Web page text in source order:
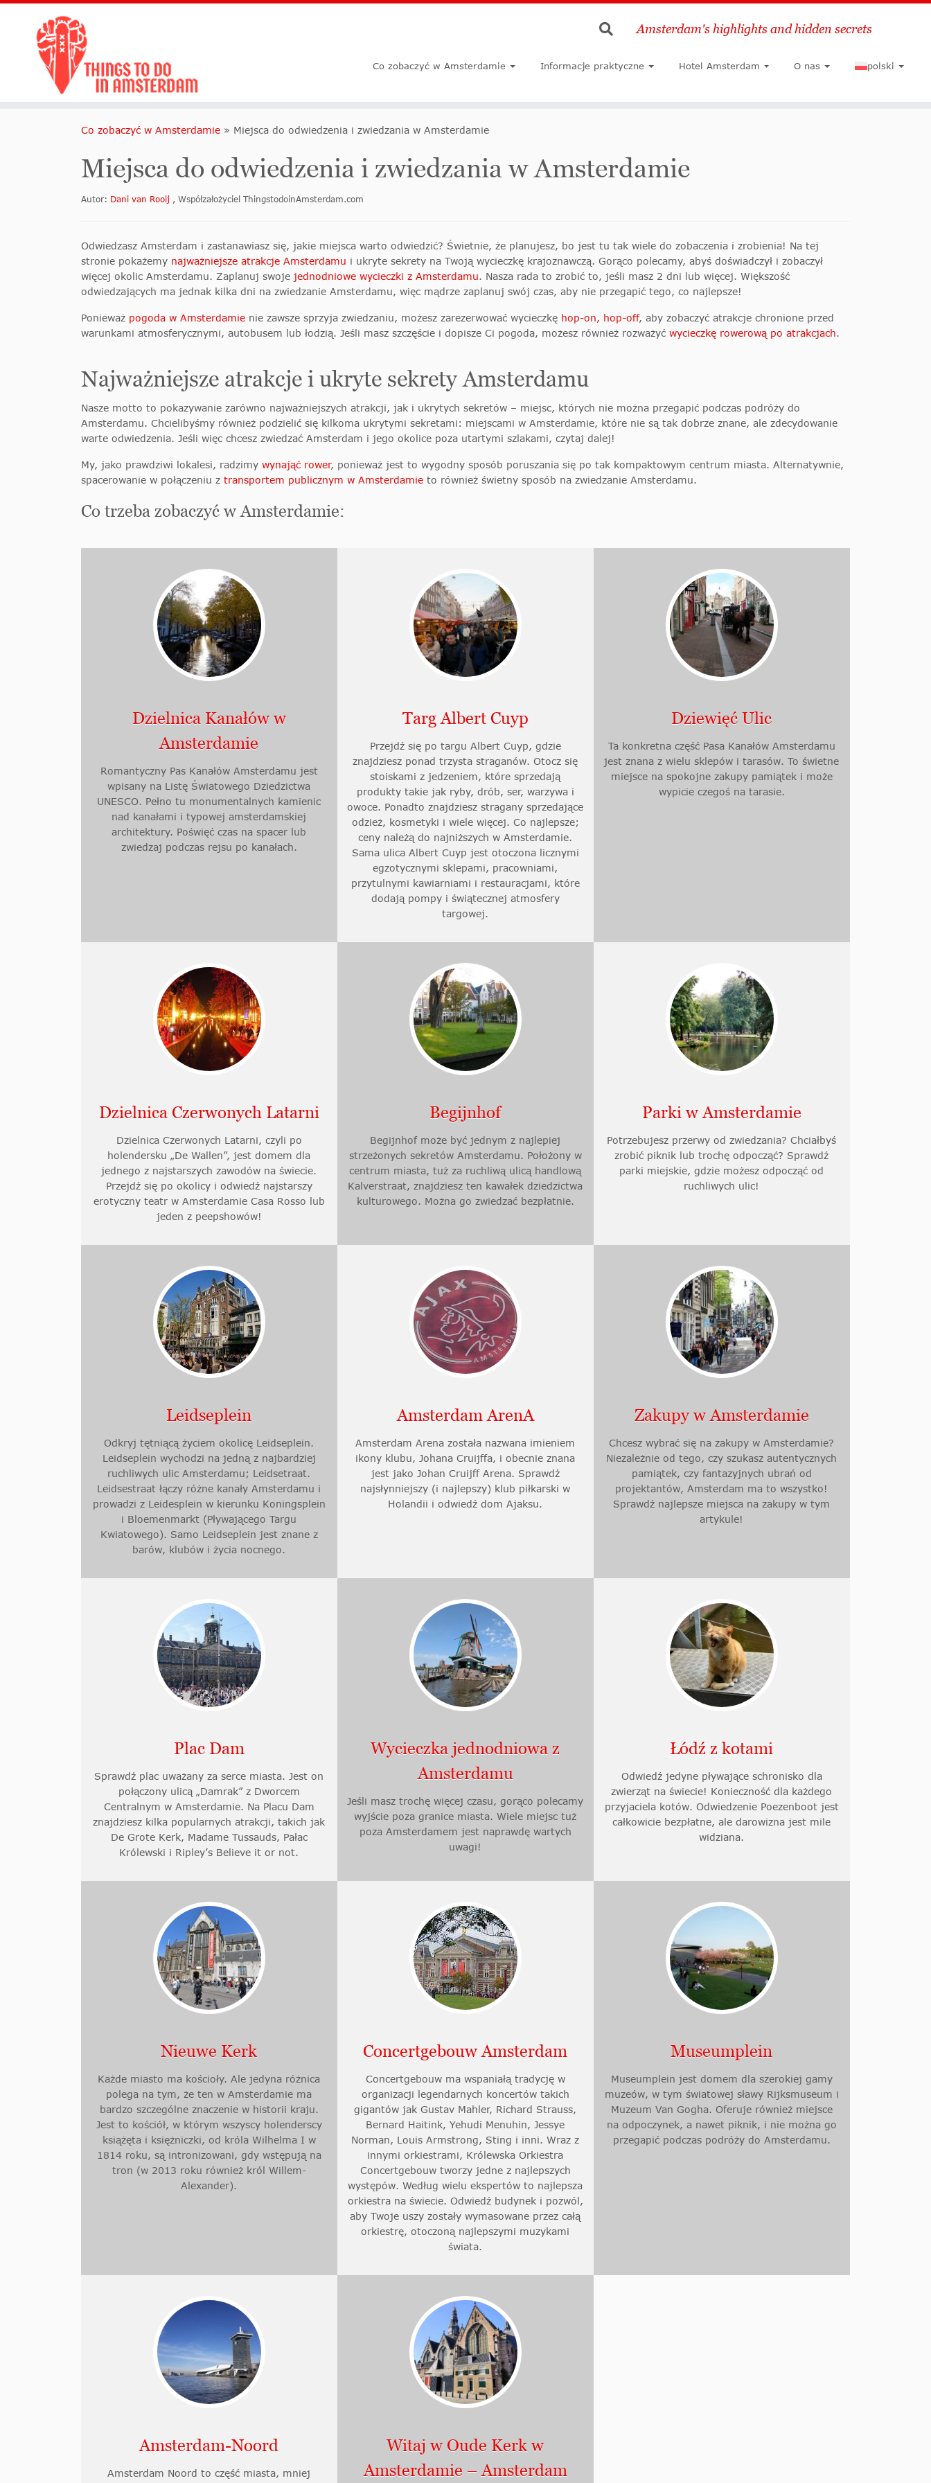
Szukaj
Amsterdam's highlights and hidden secrets
Co zobaczyć w Amsterdamie Informacje praktyczne Hotel Amsterdam O nas polski
Co zobaczyć w Amsterdamie » Miejsca do odwiedzenia i zwiedzania w Amsterdamie
Miejsca do odwiedzenia i zwiedzania w Amsterdamie
Autor: Dani van Rooij , Współzałożyciel ThingstodoinAmsterdam.com
Odwiedzasz Amsterdam i zastanawiasz się, jakie miejsca warto odwiedzić? Świetnie, że planujesz, bo jest tu tak wiele do zobaczenia i zrobienia! Na tej
stronie pokażemy najważniejsze atrakcje Amsterdamu i ukryte sekrety na Twoją wycieczkę krajoznawczą. Gorąco polecamy, abyś doświadczył i zobaczył
więcej okolic Amsterdamu. Zaplanuj swoje jednodniowe wycieczki z Amsterdamu. Nasza rada to zrobić to, jeśli masz 2 dni lub więcej. Większość
odwiedzających ma jednak kilka dni na zwiedzanie Amsterdamu, więc mądrze zaplanuj swój czas, aby nie przegapić tego, co najlepsze!
Ponieważ pogoda w Amsterdamie nie zawsze sprzyja zwiedzaniu, możesz zarezerwować wycieczkę hop-on, hop-off, aby zobaczyć atrakcje chronione przed
warunkami atmosferycznymi, autobusem lub łodzią. Jeśli masz szczęście i dopisze Ci pogoda, możesz również rozważyć wycieczkę rowerową po atrakcjach.
Najważniejsze atrakcje i ukryte sekrety Amsterdamu
Nasze motto to pokazywanie zarówno najważniejszych atrakcji, jak i ukrytych sekretów – miejsc, których nie można przegapić podczas podróży do
Amsterdamu. Chcielibyśmy również podzielić się kilkoma ukrytymi sekretami: miejscami w Amsterdamie, które nie są tak dobrze znane, ale zdecydowanie
warte odwiedzenia. Jeśli więc chcesz zwiedzać Amsterdam i jego okolice poza utartymi szlakami, czytaj dalej!
My, jako prawdziwi lokalesi, radzimy wynająć rower, ponieważ jest to wygodny sposób poruszania się po tak kompaktowym centrum miasta. Alternatywnie,
spacerowanie w połączeniu z transportem publicznym w Amsterdamie to również świetny sposób na zwiedzanie Amsterdamu.
Co trzeba zobaczyć w Amsterdamie:
Dzielnica Kanałów w
Amsterdamie
Romantyczny Pas Kanałów Amsterdamu jest
wpisany na Listę Światowego Dziedzictwa
UNESCO. Pełno tu monumentalnych kamienic
nad kanałami i typowej amsterdamskiej
architektury. Poświęć czas na spacer lub
zwiedzaj podczas rejsu po kanałach.
Targ Albert Cuyp
Przejdź się po targu Albert Cuyp, gdzie
znajdziesz ponad trzysta straganów. Otocz się
stoiskami z jedzeniem, które sprzedają
produkty takie jak ryby, drób, ser, warzywa i
owoce. Ponadto znajdziesz stragany sprzedające
odzież, kosmetyki i wiele więcej. Co najlepsze;
ceny należą do najniższych w Amsterdamie.
Sama ulica Albert Cuyp jest otoczona licznymi
egzotycznymi sklepami, pracowniami,
przytulnymi kawiarniami i restauracjami, które
dodają pompy i świątecznej atmosfery
targowej.
Dziewięć Ulic
Ta konkretna część Pasa Kanałów Amsterdamu
jest znana z wielu sklepów i tarasów. To świetne
miejsce na spokojne zakupy pamiątek i może
wypicie czegoś na tarasie.
Dzielnica Czerwonych Latarni
Dzielnica Czerwonych Latarni, czyli po
holendersku „De Wallen”, jest domem dla
jednego z najstarszych zawodów na świecie.
Przejdź się po okolicy i odwiedź najstarszy
erotyczny teatr w Amsterdamie Casa Rosso lub
jeden z peepshowów!
Begijnhof
Begijnhof może być jednym z najlepiej
strzeżonych sekretów Amsterdamu. Położony w
centrum miasta, tuż za ruchliwą ulicą handlową
Kalverstraat, znajdziesz ten kawałek dziedzictwa
kulturowego. Można go zwiedzać bezpłatnie.
Parki w Amsterdamie
Potrzebujesz przerwy od zwiedzania? Chciałbyś
zrobić piknik lub trochę odpocząć? Sprawdź
parki miejskie, gdzie możesz odpocząć od
ruchliwych ulic!
Leidseplein
Odkryj tętniącą życiem okolicę Leidseplein.
Leidseplein wychodzi na jedną z najbardziej
ruchliwych ulic Amsterdamu; Leidsetraat.
Leidsestraat łączy różne kanały Amsterdamu i
prowadzi z Leidesplein w kierunku Koningsplein
i Bloemenmarkt (Pływającego Targu
Kwiatowego). Samo Leidseplein jest znane z
barów, klubów i życia nocnego.
Amsterdam ArenA
Amsterdam Arena została nazwana imieniem
ikony klubu, Johana Cruijffa, i obecnie znana
jest jako Johan Cruijff Arena. Sprawdź
najsłynniejszy (i najlepszy) klub piłkarski w
Holandii i odwiedź dom Ajaksu.
Zakupy w Amsterdamie
Chcesz wybrać się na zakupy w Amsterdamie?
Niezależnie od tego, czy szukasz autentycznych
pamiątek, czy fantazyjnych ubrań od
projektantów, Amsterdam ma to wszystko!
Sprawdź najlepsze miejsca na zakupy w tym
artykule!
Plac Dam
Sprawdź plac uważany za serce miasta. Jest on
połączony ulicą „Damrak” z Dworcem
Centralnym w Amsterdamie. Na Placu Dam
znajdziesz kilka popularnych atrakcji, takich jak
De Grote Kerk, Madame Tussauds, Pałac
Królewski i Ripley’s Believe it or not.
Wycieczka jednodniowa z
Amsterdamu
Jeśli masz trochę więcej czasu, gorąco polecamy
wyjście poza granice miasta. Wiele miejsc tuż
poza Amsterdamem jest naprawdę wartych
uwagi!
Łódź z kotami
Odwiedź jedyne pływające schronisko dla
zwierząt na świecie! Konieczność dla każdego
przyjaciela kotów. Odwiedzenie Poezenboot jest
całkowicie bezpłatne, ale darowizna jest mile
widziana.
Nieuwe Kerk
Każde miasto ma kościoły. Ale jedyna różnica
polega na tym, że ten w Amsterdamie ma
bardzo szczególne znaczenie w historii kraju.
Jest to kościół, w którym wszyscy holenderscy
książęta i księżniczki, od króla Wilhelma I w
1814 roku, są intronizowani, gdy wstępują na
tron (w 2013 roku również król Willem-
Alexander).
Concertgebouw Amsterdam
Concertgebouw ma wspaniałą tradycję w
organizacji legendarnych koncertów takich
gigantów jak Gustav Mahler, Richard Strauss,
Bernard Haitink, Yehudi Menuhin, Jessye
Norman, Louis Armstrong, Sting i inni. Wraz z
innymi orkiestrami, Królewska Orkiestra
Concertgebouw tworzy jedne z najlepszych
występów. Według wielu ekspertów to najlepsza
orkiestra na świecie. Odwiedź budynek i pozwól,
aby Twoje uszy zostały wymasowane przez całą
orkiestrę, otoczoną najlepszymi muzykami
świata.
Museumplein
Museumplein jest domem dla szerokiej gamy
muzeów, w tym światowej sławy Rijksmuseum i
Muzeum Van Gogha. Oferuje również miejsce
na odpoczynek, a nawet piknik, i nie można go
przegapić podczas podróży do Amsterdamu.
Amsterdam-Noord
Amsterdam Noord to część miasta, mniej
Witaj w Oude Kerk w
Amsterdamie – Amsterdam